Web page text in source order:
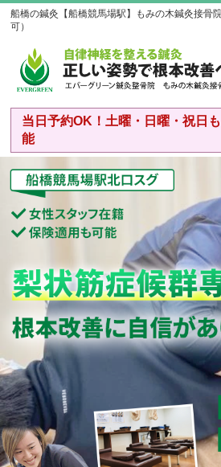
船橋の鍼灸【船橋競馬場駅】もみの木鍼灸接骨
可）
当日予約OK！土曜・日曜・祝日
能